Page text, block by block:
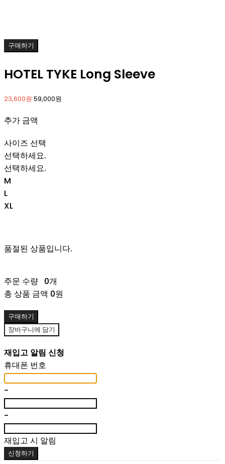
구매하기
HOTEL TYKE Long Sleeve
23,600원 59,000원
추가 금액
사이즈 선택
선택하세요.
선택하세요.
M
L
XL
품절된 상품입니다.
주문 수량 0개
총 상품 금액 0원
구매하기
장바구니에 담기
재입고 알림 신청
휴대폰 번호
-
-
재입고 시 알림
신청하기